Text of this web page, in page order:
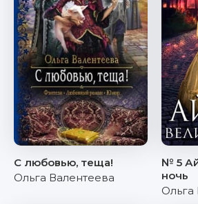
С любовью, теща!
Ольга Валентеева
№ 5
ночь
Ольга